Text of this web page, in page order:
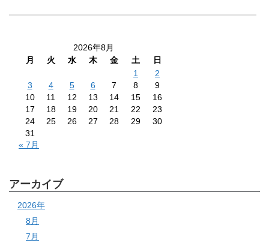
2026年8月
月
火 水 木 金 土
日
1
2
3
4 5 6 7 8
9
10
11 12 13 14 15
16
17
18 19 20 21 22
23
24
25 26 27 28 29
30
31
« 7月
アーカイブ
2026年
8月
7月